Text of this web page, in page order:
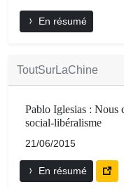
En résumé
ToutSurLaChine
Pablo Iglesias : Nous
social-libéralisme
21/06/2015
En résumé